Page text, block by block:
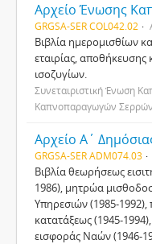
GRGSA-SER COL042.02
Βιβλία ημερομισθίων
εταιρίας,
ισοζυγίων.
Συνεταιριστική Ένωση
Καπνοπαραγωγών Σερρών
GRGSA-SER ADM074.03
Βιβλία θεωρήσεως
1986), μητρώα
Υπηρεσιών (1985-
κατατάξεως (1945-
εισφοράς Ναών (1946-